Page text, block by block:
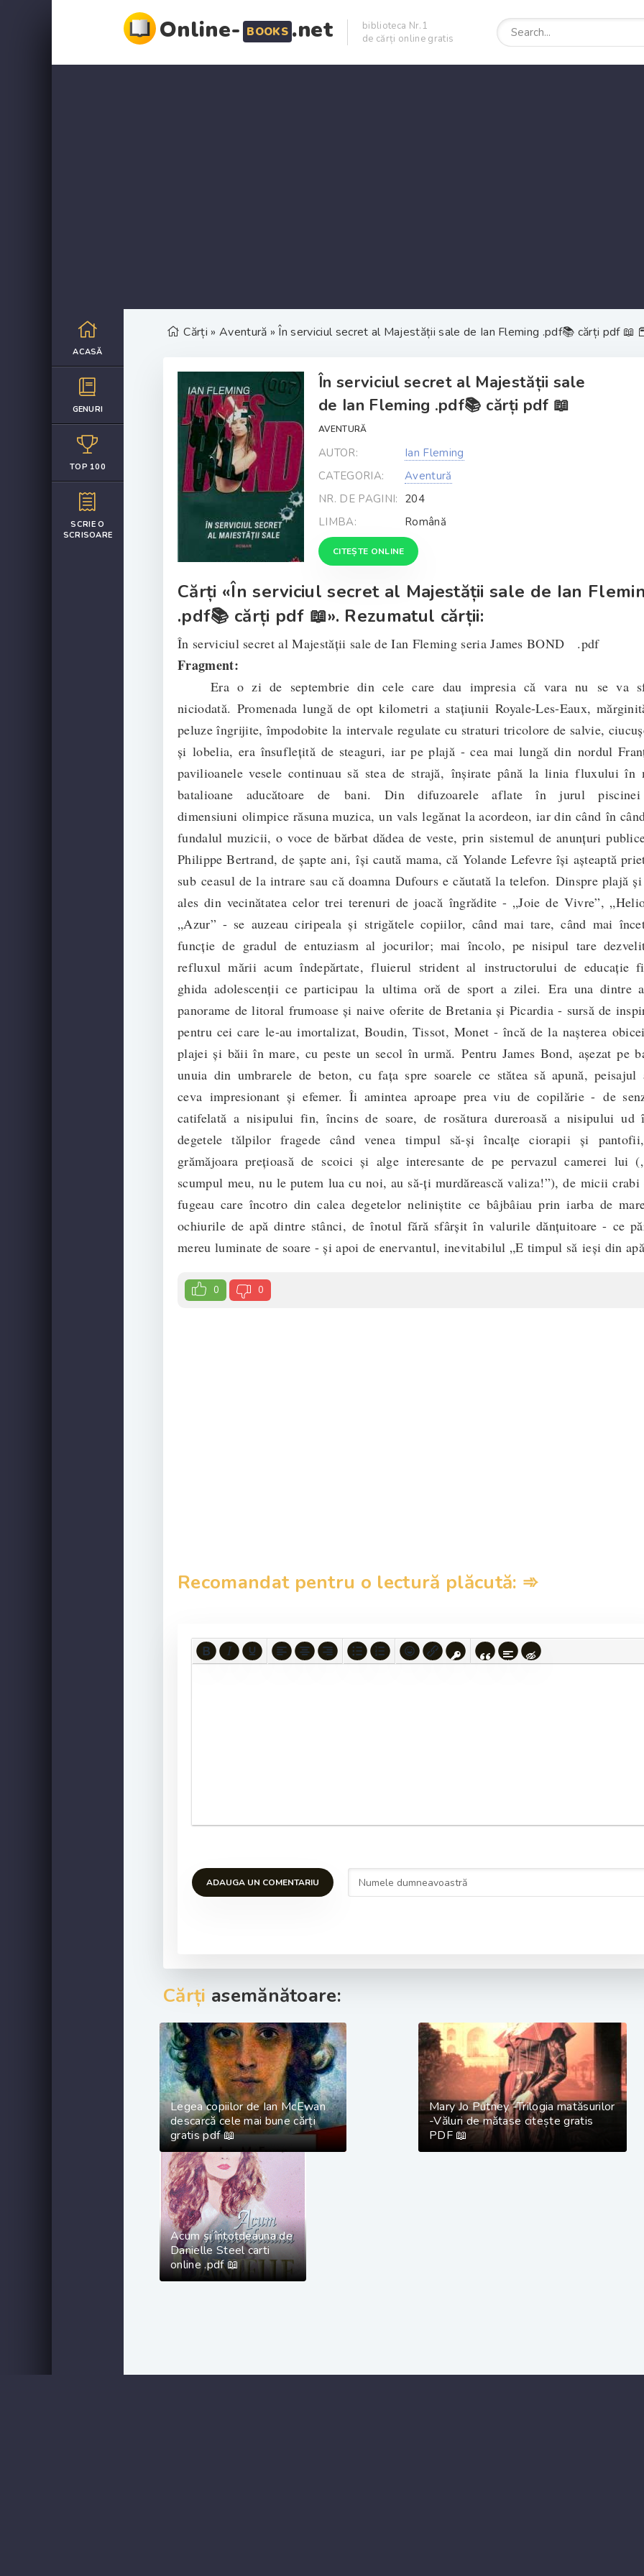
Online- BOOKS .net
biblioteca Nr.1
de cărți online gratis
ACASĂ
GENURI
TOP 100
SCRIE O
SCRISOARE
Cărți » Aventură » În serviciul secret al Majestății sale de Ian Fleming .pdf📚 cărți pdf 📖
În serviciul secret al Majestății sale
de Ian Fleming .pdf📚 cărți pdf 📖
AVENTURĂ
AUTOR:
Ian Fleming
CATEGORIA:
Aventură
NR. DE PAGINI: 204
LIMBA:
Română
CITEȘTE ONLINE
Cărți «În serviciul secret al Majestății sale de Ian
.pdf📚 cărți pdf 📖». Rezumatul cărții:
În serviciul secret al Majestății sale de Ian Fleming seria James BOND .pdf
Fragment:
Era o zi de septembrie din cele care dau impresia că vara nu se va
niciodată. Promenada lungă de opt kilometri a staţiunii Royale-Les-Eaux,
peluze îngrijite, împodobite la intervale regulate cu straturi tricolore de salvie,
şi lobelia, era însufleţită de steaguri, iar pe plajă - cea mai lungă din nordul
pavilioanele vesele continuau să stea de strajă, înşirate până la linia fluxului în
batalioane aducătoare de bani. Din difuzoarele aflate în jurul
dimensiuni olimpice răsuna muzica, un vals legănat la acordeon, iar din când în
fundalul muzicii, o voce de bărbat dădea de veste, prin sistemul de anunţuri
Philippe Bertrand, de şapte ani, îşi caută mama, că Yolande Lefevre îşi aşteaptă
sub ceasul de la intrare sau că doamna Dufours e căutată la telefon. Dinspre plajă
ales din vecinătatea celor trei terenuri de joacă îngrădite - „Joie de Vivre”,
„Azur” - se auzeau ciripeala şi strigătele copiilor, când mai tare, când mai
funcţie de gradul de entuziasm al jocurilor; mai încolo, pe nisipul tare
refluxul mării acum îndepărtate, fluierul strident al instructorului de educaţie
ghida adolescenţii ce participau la ultima oră de sport a zilei. Era una dintre
panorame de litoral frumoase şi naive oferite de Bretania şi Picardia - sursă de
pentru cei care le-au imortalizat, Boudin, Tissot, Monet - încă de la naşterea
plajei şi băii în mare, cu peste un secol în urmă. Pentru James Bond, aşezat pe
unuia din umbrarele de beton, cu faţa spre soarele ce stătea să apună, peisajul
ceva impresionant şi efemer. Îi amintea aproape prea viu de copilărie - de
catifelată a nisipului fin, încins de soare, de rosătura dureroasă a nisipului ud
degetele tălpilor fragede când venea timpul să-şi încalţe ciorapii şi
grămăjoara preţioasă de scoici şi alge interesante de pe pervazul camerei lui
scumpul meu, nu le putem lua cu noi, au să-ţi murdărească valiza!”), de micii crabi
fugeau care încotro din calea degetelor neliniştite ce bâjbâiau prin iarba de
ochiurile de apă dintre stânci, de înotul fără sfârşit în valurile dănţuitoare - ce
mereu luminate de soare - şi apoi de enervantul, inevitabilul „E timpul săieşi din
0 0
Recomandat pentru o lectură plăcută: ➾
ADAUGA UN COMENTARIU
Cărți asemănătoare:
Legea copiilor de Ian McEwan
descarcă cele mai bune cărți
gratis pdf 📖
Mary Jo Putney -Trilogia matăsurilor
-Văluri de mătase citește gratis
PDF 📖
Acum și întotdeauna de
Danielle Steel carti
online .pdf 📖